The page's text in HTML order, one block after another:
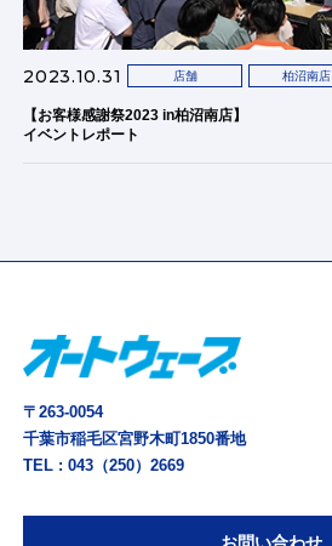
2023.10.31 店舗 柏沼南店
【お客様感謝祭2023 in柏沼南店】
イベントレポート
〒263-0054
千葉市稲毛区宮野木町1850番地
TEL :043（250）2669